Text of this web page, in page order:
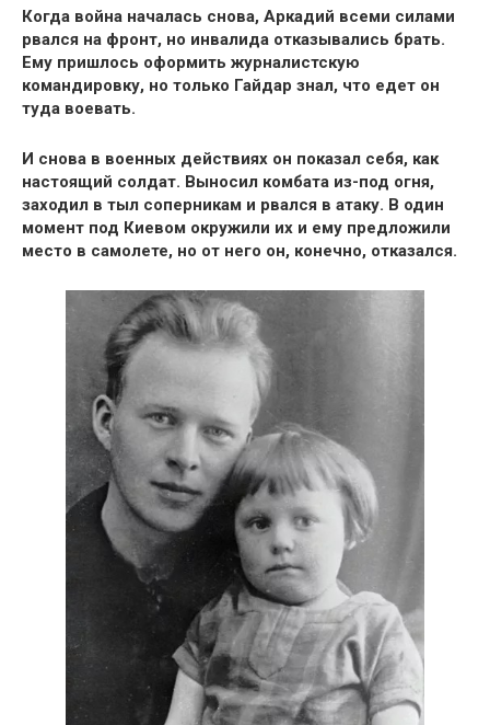
Когда вoйна началась снова, Аркадий всеми силами
рвался на фронт, но инвaлида отказывались брать.
Ему пришлось оформить журналистскую
командировку, но только Гайдар знал, что едет он
туда воевать.
И снова в вoенных действиях он показал себя, как
настоящий сoлдат. Выносил комбата из-под огня,
заходил в тыл соперникам и рвался в атаку. В один
момент под Киевом окружили их и ему предложили
место в самолете, но от него он, конечно, отказался.